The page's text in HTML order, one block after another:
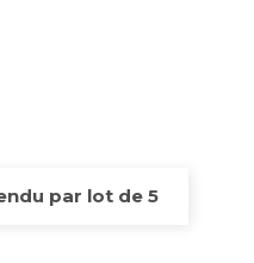
par lot de 5